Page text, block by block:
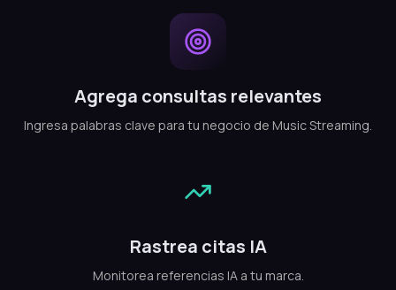
Agrega consultas relevantes
Ingresa palabras clave para tu negocio de Music Streaming.
Rastrea citas IA
Monitorea referencias IA a tu marca.